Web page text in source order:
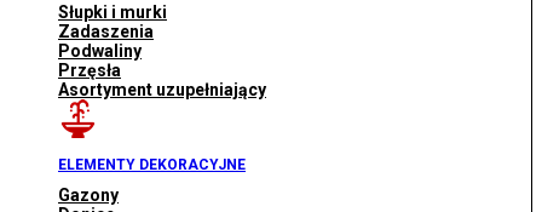
Słupki i murki
Zadaszenia
Podwaliny
Przęsła
Asortyment uzupełniający
ELEMENTY DEKORACYJNE
Gazony